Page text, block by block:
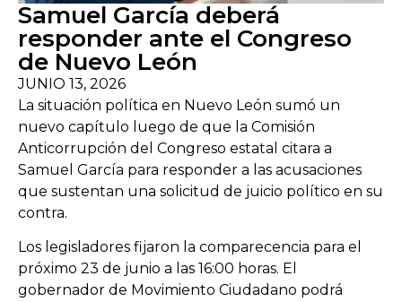
Samuel García deberá
responder ante el Congreso
de Nuevo León
JUNIO 13, 2026
La situación política en Nuevo León sumó un
nuevo capítulo luego de que la Comisión
Anticorrupción del Congreso estatal citara a
Samuel García para responder a las acusaciones
que sustentan una solicitud de juicio político en su
contra.
Los legisladores fijaron la comparecencia para el
próximo 23 de junio a las 16:00 horas. El
gobernador de Movimiento Ciudadano podrá